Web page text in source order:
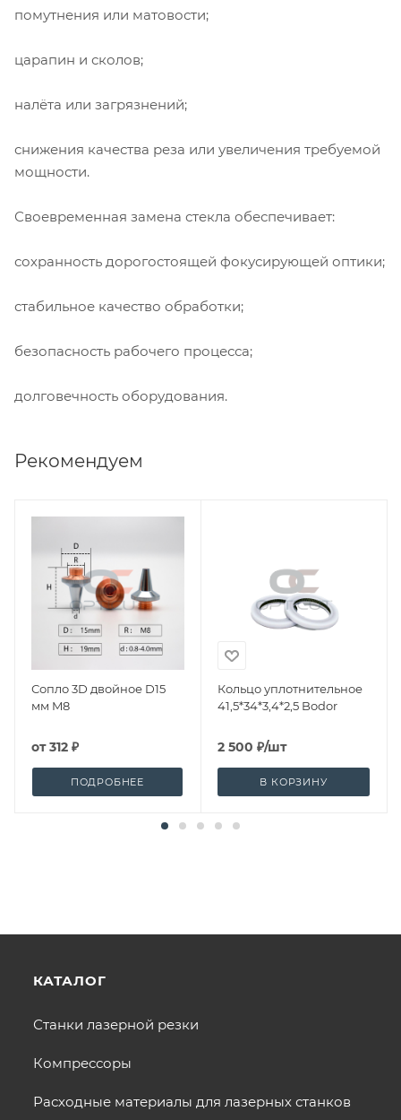
помутнения или матовости;
царапин и сколов;
налёта или загрязнений;
снижения качества реза или увеличения требуемой
мощности.
Своевременная замена стекла обеспечивает:
сохранность дорогостоящей фокусирующей оптики;
стабильное качество обработки;
безопасность рабочего процесса;
долговечность оборудования.
Рекомендуем
Сопло 3D двойное D15
мм M8
от312 ₽
ПОДРОБНЕЕ
Кольцо уплотнительное
41,5*34*3,4*2,5 Bodor
2 500 ₽/шт
В КОРЗИНУ
КАТАЛОГ
Станки лазерной резки
Компрессоры
Расходные материалы для лазерных станков